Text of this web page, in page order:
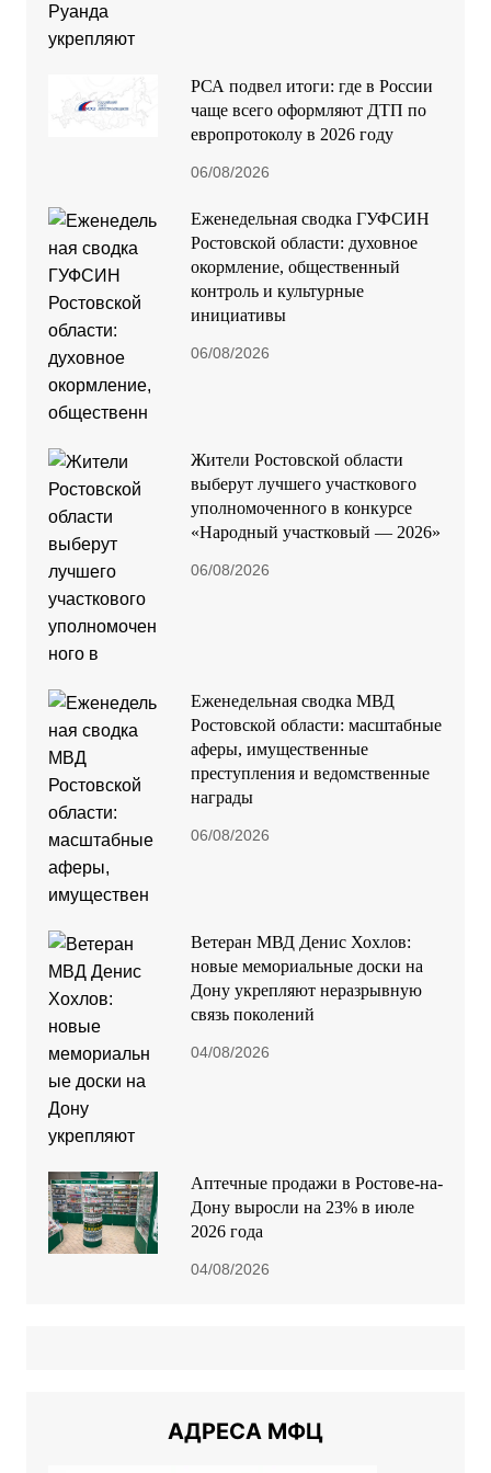
РСА подвел итоги: где в России
чаще всего оформляют ДТП по
европротоколу в 2026 году
06/08/2026
Еженедельная сводка ГУФСИН
Ростовской области: духовное
окормление, общественный
контроль и культурные
инициативы
06/08/2026
Жители Ростовской области
выберут лучшего участкового
уполномоченного в конкурсе
«Народный участковый — 2026»
06/08/2026
Еженедельная сводка МВД
Ростовской области: масштабные
аферы, имущественные
преступления и ведомственные
награды
06/08/2026
Ветеран МВД Денис Хохлов:
новые мемориальные доски на
Дону укрепляют неразрывную
связь поколений
04/08/2026
Аптечные продажи в Ростове-на-
Дону выросли на 23% в июле
2026 года
04/08/2026
АДРЕСА МФЦ